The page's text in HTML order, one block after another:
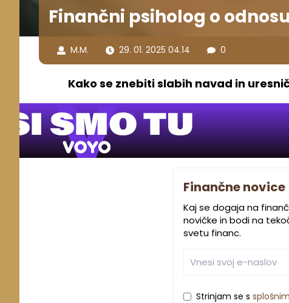
Finančni psiholog o
M.M. 29. 01. 2025 04.14 0
Kako se znebiti slabih navad in
Finančne novice
Kaj se dogaja na
novičke in bodi na
svetu financ.
Strinjam se s